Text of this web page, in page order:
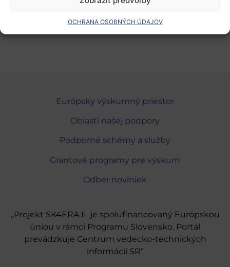
OCHRANA OSOBNÝCH ÚDAJOV
Pridať do Google Calendar
Európsky výskumný priestor
Oblasti našej podpory
Podporné schémy a služby
Grantové programy pre výskum
Odber noviniek
„Projekt SK4ERA II je spolufinancovaný Európskou
úniou v rámci Programu Slovensko. Portál
prevádzkuje Centrum vedecko-technických
informácií SR“